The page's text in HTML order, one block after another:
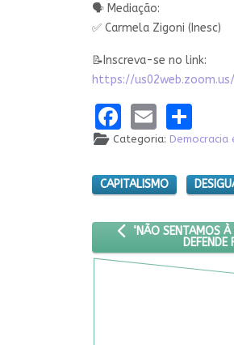
🗣 Mediação:
✅ Carmela Zigoni (Inesc)
📝Inscreva-se no link:
https://
Facebook
Email
Categoria: Democracia
CAPITALISMO
ARTIGO ANTERIOR:
‘NÃO SENTAMOS